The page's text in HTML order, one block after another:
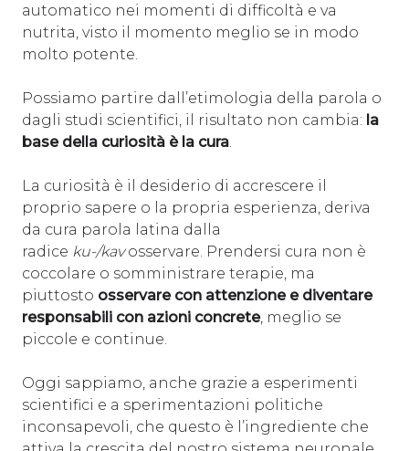
automatico nei momenti di difficoltà e va
nutrita, visto il momento meglio se in modo
molto potente.
Possiamo partire dall’etimologia della parola o
dagli studi scientifici, il risultato non cambia: la
base della curiosità è la cura
La curiosità è il desiderio di accrescere il
proprio sapere o la propria esperienza, deriva
da cura parola latina dalla
radice ku-/kavosservare. Prendersi cura non è
coccolare o somministrare terapie, ma
piuttosto osservare con attenzione e diventare
responsabili con azioni concrete, meglio se
piccole e continue.
Oggi sappiamo, anche grazie a esperimenti
scientifici e a sperimentazioni politiche
inconsapevoli, che questo è l’ingrediente che